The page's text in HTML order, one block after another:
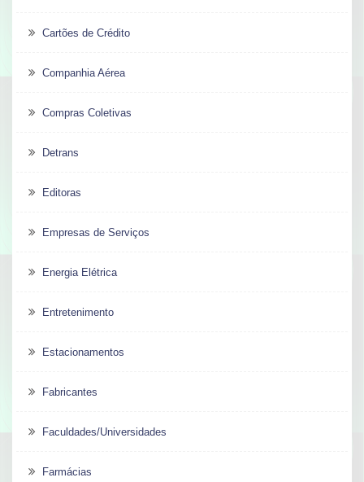
Cartões de Crédito
Companhia Aérea
Compras Coletivas
Detrans
Editoras
Empresas de Serviços
Energia Elétrica
Entretenimento
Estacionamentos
Fabricantes
Faculdades/Universidades
Farmácias